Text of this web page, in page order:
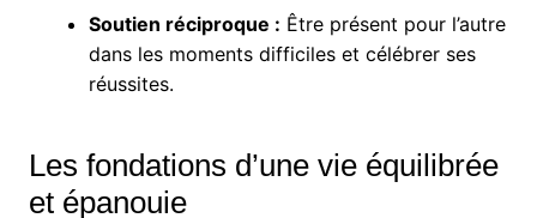
Soutien réciproque : Être présent pour l’autre
dans les moments difficiles et célébrer ses
réussites.
Les fondations d’une vie équilibrée
et épanouie